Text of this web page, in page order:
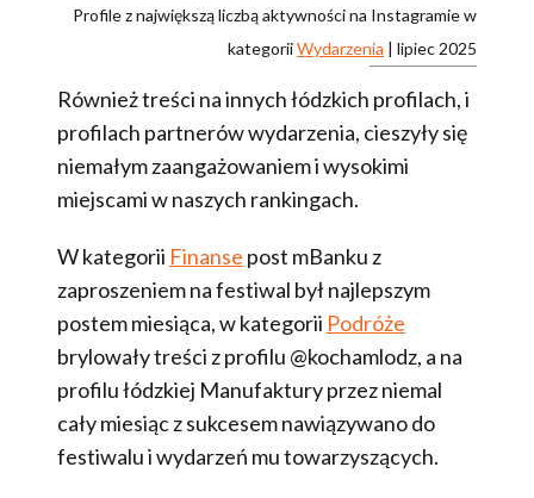
Profile z największą liczbą aktywności na Instagramie w
kategoriiWydarzenia | lipiec 2025
Również treści na innych łódzkich profilach, i
profilach partnerów wydarzenia, cieszyły się
niemałym zaangażowaniem i wysokimi
miejscami w naszych rankingach.
W kategorii Finanse post mBanku z
zaproszeniem na festiwal był najlepszym
postem miesiąca, w kategorii Podróże
brylowały treści z profilu @kochamlodz, a na
profilu łódzkiej Manufaktury przez niemal
cały miesiąc z sukcesem nawiązywano do
festiwalu i wydarzeń mu towarzyszących.